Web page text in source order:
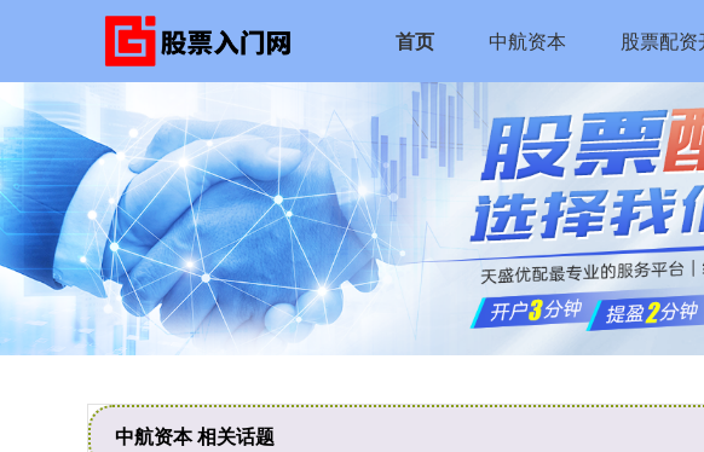
首页 中航资本 股票配资
中航资本 相关话题